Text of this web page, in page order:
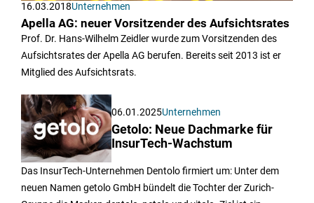
16.03.2018Unternehmen
Apella AG: neuer Vorsitzender des Aufsichtsrates
Prof. Dr. Hans-Wilhelm Zeidler wurde zum Vorsitzenden des
Aufsichtsrates der Apella AG berufen. Bereits seit 2013 ist er
Mitglied des Aufsichtsrats.
06.01.2025Unternehmen
Getolo: Neue Dachmarke für
InsurTech-Wachstum
Das InsurTech-Unternehmen Dentolo firmiert um: Unter dem
neuen Namen getolo GmbH bündelt die Tochter der Zurich-